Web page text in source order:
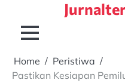
content
Home
Peristiwa
Pastikan Kesiapan